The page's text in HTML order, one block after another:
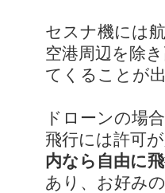
セスナ機には
空港周辺を除
てくることが
ドローンの場
飛行には許可
内なら自由に
あり、お好み